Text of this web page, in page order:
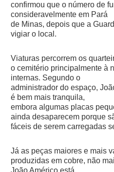
confirmou que o número de
consideravelmente em Pará
de Minas, depois que a
vigiar o local.
Viaturas percorrem os
o cemitério principalmente à
internas. Segundo o
administrador do espaço,
é bem mais tranquila,
embora algumas placas
ainda desaparecem porque
fáceis de serem carregadas
Já as peças maiores e mais
produzidas em cobre, não
João Américo está